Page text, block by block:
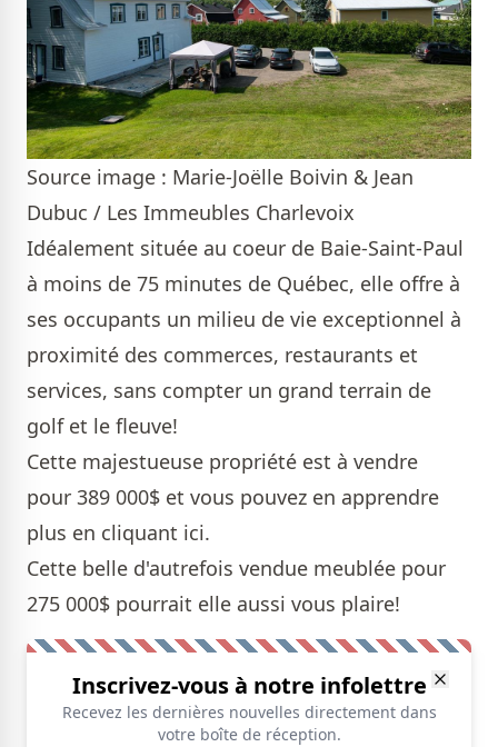
Source image : Marie-Joëlle Boivin & Jean
Dubuc / Les Immeubles Charlevoix
Idéalement située au coeur de Baie-Saint-Paul
à moins de 75 minutes de Québec, elle offre à
ses occupants un milieu de vie exceptionnel à
proximité des commerces, restaurants et
services, sans compter un grand terrain de
golf et le fleuve!
Cette majestueuse propriété est à vendre
pour 389 000$ et vous pouvez en apprendre
plus en cliquant ici.
Cette belle d'autrefois vendue meublée pour
275 000$ pourrait elle aussi vous plaire!
Inscrivez-vous à notre infolettre
Recevez les dernières nouvelles directement dans
votre boîte de réception.